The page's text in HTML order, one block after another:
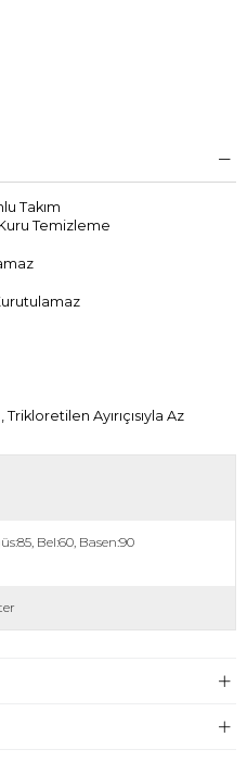
Takım
Temizleme
Ayırıçısıyla Az
Bel:60, Basen:90